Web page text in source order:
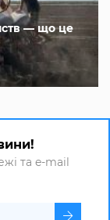
— що це
та e-mail